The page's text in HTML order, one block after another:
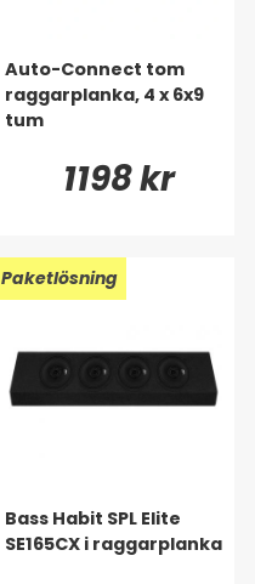
Auto-Connect tom
raggarplanka, 4 x 6x9
tum
1198 kr
Paketlösning
Bass Habit SPL Elite
SE165CX i raggarplanka